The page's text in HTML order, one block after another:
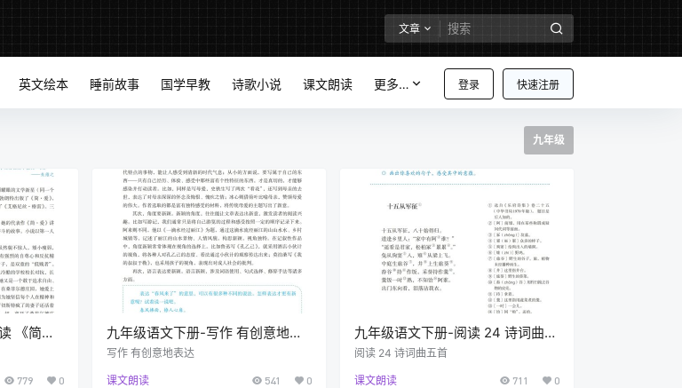
文章
登录 快速注册
英文绘本 睡前故事 国学早教 诗歌小说 课文朗读 更多…
九年级
《简
P146)
779 0
九年级语文下册-写作 有创意地表
达 (P141-P142)
写作 有创意地表达
课文朗读 541 0
九年级语文下册-阅读 24 诗词曲五
首 (P137-P140)
阅读 24 诗词曲五首
课文朗读 711 0